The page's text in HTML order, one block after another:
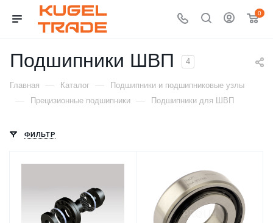
0
Подшипники ШВП 4
Главная — Каталог — Подшипники и подшипниковые узлы
— Прецизионные подшипники — Подшипники для ШВП
ФИЛЬТР